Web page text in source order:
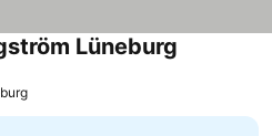
Lüneburg